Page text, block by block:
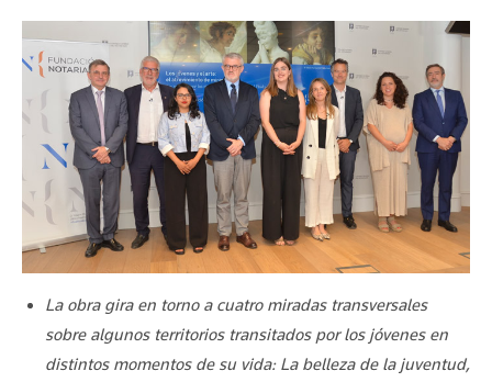
La obra gira en torno a cuatro miradas transversales
sobre algunos territorios transitados por los jóvenes en
distintos momentos de su vida: La belleza de la juventud,